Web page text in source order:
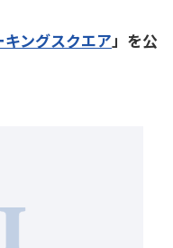
ングスクエア 」を公